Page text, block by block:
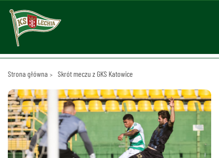
Strona główna Skrót meczu z GKS Katowice